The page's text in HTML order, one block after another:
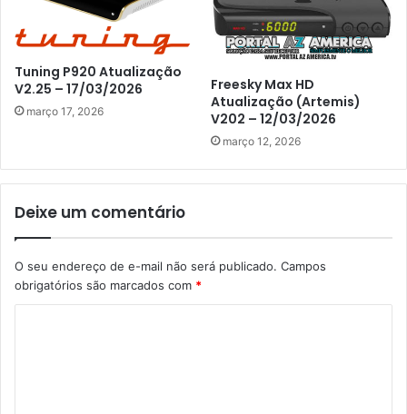
Tuning P920 Atualização
V2.25 – 17/03/2026
março 17, 2026
Freesky Max HD
Atualização (Artemis)
V202 – 12/03/2026
março 12, 2026
Deixe um comentário
O seu endereço de e-mail não será publicado. Campos
obrigatórios são marcados com *